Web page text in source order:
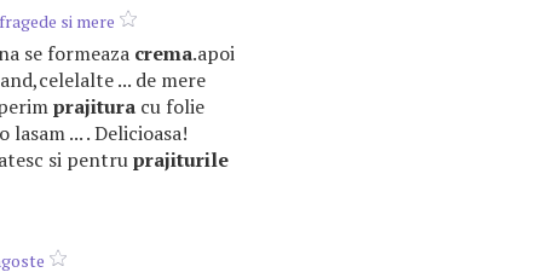
si mere
se formeaza crema.apoi
... de mere
prajitura cu folie
lasam ... . Delicioasa!
si pentruprajiturile